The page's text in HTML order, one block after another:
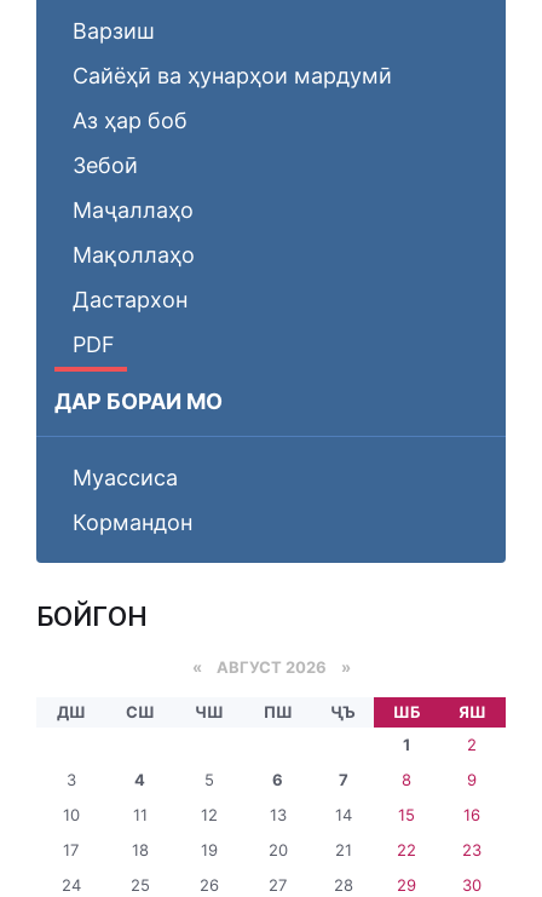
Варзиш
Сайёҳӣ ва ҳунарҳои мардумӣ
Аз ҳар боб
Зебоӣ
Маҷаллаҳо
Мақоллаҳо
Дастархон
PDF
ДАР БОРАИ МО
Муассиса
Кормандон
БОЙГОНӢ
« АВГУСТ 2026 »
ДШ СШ ЧШ ПШ ҶЪ ШБ
ЯШ
1
2
3
4 5 6 7 8
9
10
11 12 13 14 15
16
17
18 19 20 21 22
23
24
25 26 27 28 29
30